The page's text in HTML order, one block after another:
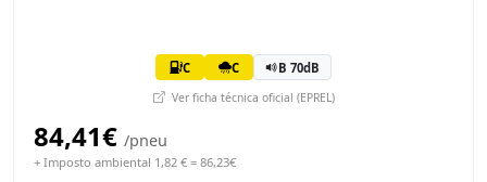
C C B 70dB
Ver ficha técnica oficial (EPREL)
84,41€ /pneu
+ Imposto ambiental 1,82 € = 86,23€